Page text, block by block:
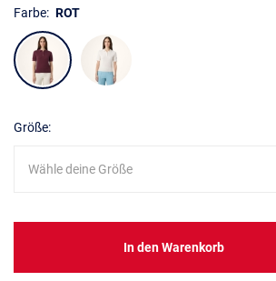
Farbe: ROT
Größe:
Wähle deine Größe
In den Warenkorb